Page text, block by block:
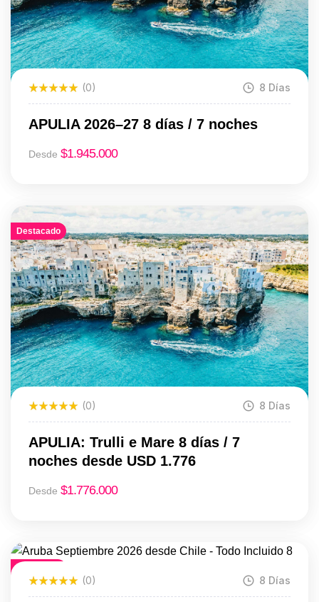
(0) 8 Días
APULIA 2026–27 8 días / 7 noches
Desde $1.945.000
Destacado
(0) 8 Días
APULIA: Trulli e Mare 8 días / 7
noches desde USD 1.776
Desde $1.776.000
Destacado
(0) 8 Días